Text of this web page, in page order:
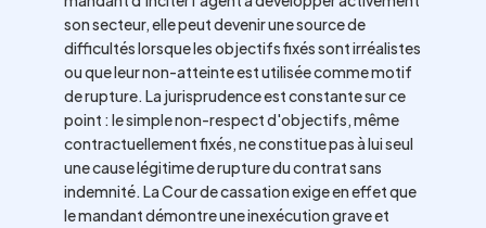
son secteur, elle peut devenir une source de
difficultés lorsque les objectifs fixés sont irréalistes
ou que leur non-atteinte est utilisée comme motif
de rupture. La jurisprudence est constante sur ce
point : le simple non-respect d'objectifs, même
contractuellement fixés, ne constitue pas à lui seul
une cause légitime de rupture du contrat sans
indemnité. La Cour de cassation exige en effet que
le mandant démontre une inexécution grave et